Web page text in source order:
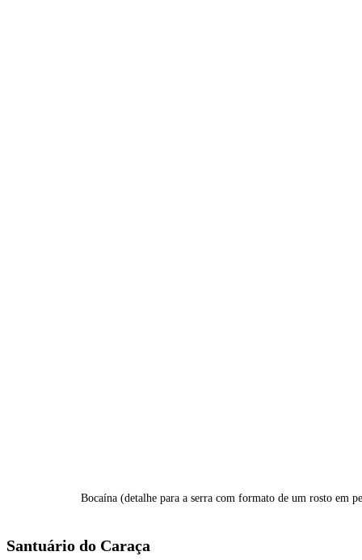
Bocaína (detalhe para a serra com formato de um rosto em
Santuário do Caraça